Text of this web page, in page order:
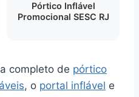
Pórtico Inflável
Promocional SESC RJ
completo de pórtico
, o portal inflável e